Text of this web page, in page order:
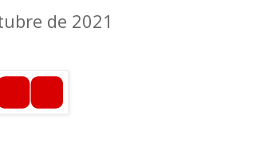
de 2021